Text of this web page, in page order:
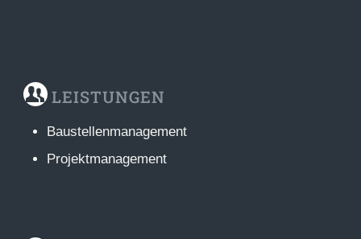
LEISTUNGEN
Baustellenmanagement
Projektmanagement